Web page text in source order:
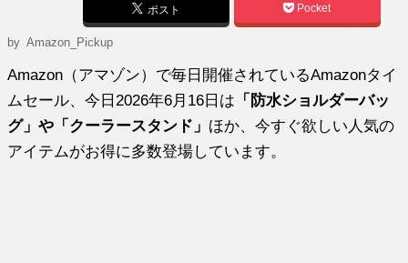
ポスト Pocket
byAmazon_Pickup
Amazon（アマゾン）で毎日開催されているAmazonタイ
ムセール、今日2026年6月16日は 「防水ショルダーバッ
グ」や「クーラースタンド」 ほか、今すぐ欲しい人気の
アイテムがお得に多数登場しています。